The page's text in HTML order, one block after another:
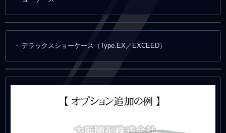
デラックスショーケース（Type.EX／EXCEED）